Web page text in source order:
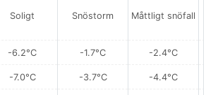
Soligt
-6.2°C
-7.0°C
Snöstorm
-1.7°C
-3.7°C
Måttligt snöfall
-2.4°C
-4.4°C